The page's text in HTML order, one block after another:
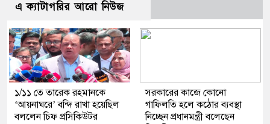
এ ক্যাটাগরির আরো নিউজ
১/১১ তে তারেক রহমানকে
‘আয়নাঘরে’ বন্দি রাখা হয়েছিল
বললেন চিফ প্রসিকিউটর
সরকারের কাজে কোনো
গাফিলতি হলে কঠোর ব্যবস্থা
নিচ্ছেন প্রধানমন্ত্রী বলেছেন